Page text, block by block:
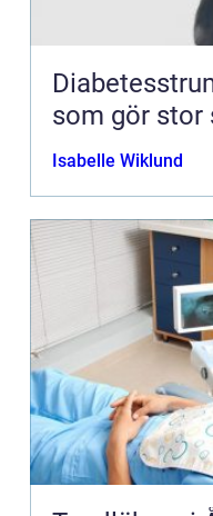
Diabetesstrumpor
som gör stor
Isabelle Wiklund